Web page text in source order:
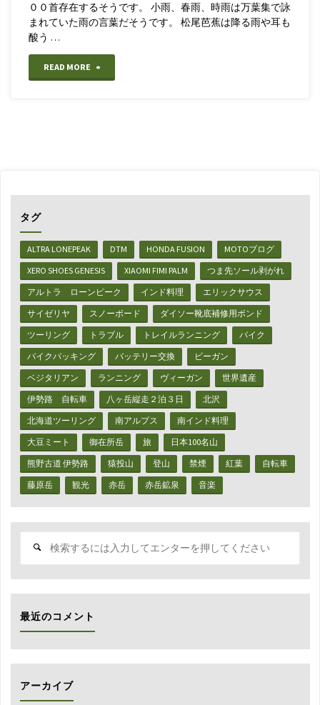
００首存在するそうです。 小雨、春雨、時雨は万葉集で詠
まれていた雨の言葉だそうです。 松尾芭蕉は降る雨や耳も
酸う …
READ MORE "【音
プ
リ
ス
ト"
タグ
ALTRA LONEPEAK DTM HONDA FUSION
MOTOブログ
XERO SHOES GENESIS
XIAOMI FIMI PALM
つま先ソール剥がれ
アルトラ ローンピーク
インド料理
エリックサウス
サイゼリヤ
スノーボード
ダイソー靴底補修用ボンド
ツーリング
トラブル トレイルランニング
バイク
バイクパッキング
バッテリー交換
ビーガン
ベジタリアン
ランニング ヴィーガン
世界遺産
伊勢路 自転車
八ヶ岳縦走２泊３日
北沢
北海道ツーリング
南アルプス
南インド料理
大豆ミート
御在所岳 旅
日本100名山
熊野古道 伊勢路
猿投山 登山 禁煙 紅葉
自転車
藤原岳
観光 赤岳 赤岳鉱泉 音楽
象:
最近のコメント
アーカイブ